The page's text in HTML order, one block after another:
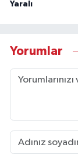
Yaralı
Yorumlar